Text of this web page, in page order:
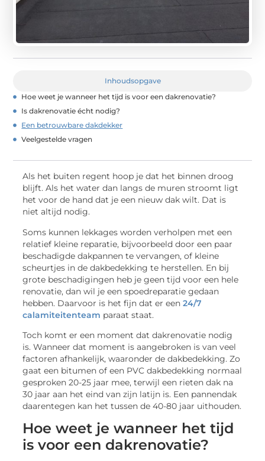
Inhoudsopgave
Hoe weet je wanneer het tijd is voor een dakrenovatie?
Is dakrenovatie écht nodig?
Een betrouwbare dakdekker
Veelgestelde vragen
Als het buiten regent hoop je dat het binnen droog
blijft. Als het water dan langs de muren stroomt ligt
het voor de hand dat je een nieuw dak wilt. Dat is
niet altijd nodig.
Soms kunnen lekkages worden verholpen met een
relatief kleine reparatie, bijvoorbeeld door een paar
beschadigde dakpannen te vervangen, of kleine
scheurtjes in de dakbedekking te herstellen. En bij
grote beschadigingen heb je geen tijd voor een hele
renovatie, dan wil je een spoedreparatie gedaan
hebben. Daarvoor is het fijn dat er een24/7
calamiteitenteam paraat staat.
Toch komt er een moment dat dakrenovatie nodig
is. Wanneer dat moment is aangebroken is van veel
factoren afhankelijk, waaronder de dakbedekking. Zo
gaat een bitumen of een PVC dakbedekking normaal
gesproken 20-25 jaar mee, terwijl een rieten dak na
30 jaar aan het eind van zijn latijn is. Een pannendak
daarentegen kan het tussen de 40-80 jaar uithouden.
Hoe weet je wanneer het tijd
is voor een dakrenovatie?